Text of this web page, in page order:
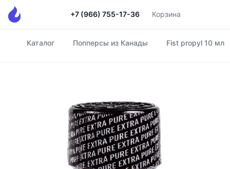
+7 (966) 755-17-36 Корзина
Главная
Каталог Попперсы из Канады Fist propyl 10 мл